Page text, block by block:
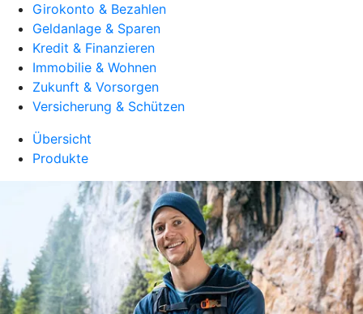
Girokonto & Bezahlen
Geldanlage & Sparen
Kredit & Finanzieren
Immobilie & Wohnen
Zukunft & Vorsorgen
Versicherung & Schützen
Übersicht
Produkte